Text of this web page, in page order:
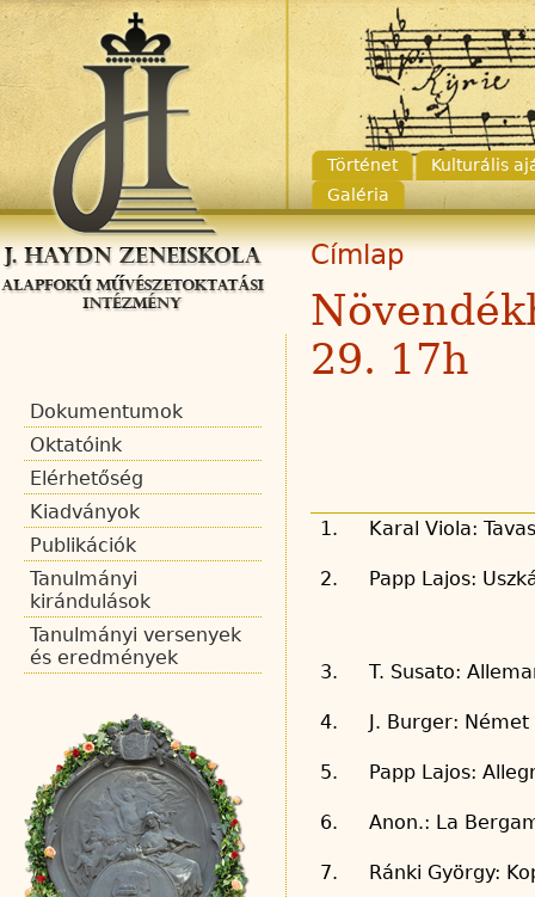
Történet
Kulturális
Galéria
Címlap
29. 17h
1. Karal Viola:
2. Papp Lajos:
3. T. Susato:
4. J. Burger:
5. Papp Lajos:
6. Anon.: La
7.
Ránki György:
Dokumentumok
Oktatóink
Elérhetőség
Kiadványok
Publikációk
Tanulmányi
kirándulások
Tanulmányi versenyek
és eredmények